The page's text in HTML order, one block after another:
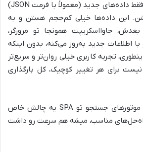
دکمه‌ای کلیک می‌کنید، فقط داده‌های جدید (معمولاً با فرمت JSON)
این داده‌ها خیلی کم‌حجم هستن و به
جاوااسکریپت همونجا تو مرورگر،
اطلاعات جدید به‌روز می‌کنه، بدون اینکه
تجربه کاربری خیلی روان‌تر و سریع‌تر
برای هر تغییر کوچیک، کل بارگذاری
بهینه‌سازی سایت برای موتورهای جستجو تو SPA یه چالش خاص
مناسب، میشه هم سرعت رو داشت